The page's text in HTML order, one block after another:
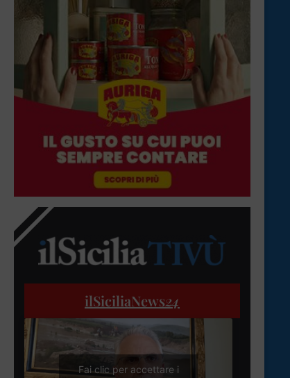
ilSiciliaNews24
Fai clic per accettare i